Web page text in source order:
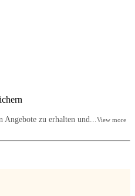
Angebote zu erhalten und...View more